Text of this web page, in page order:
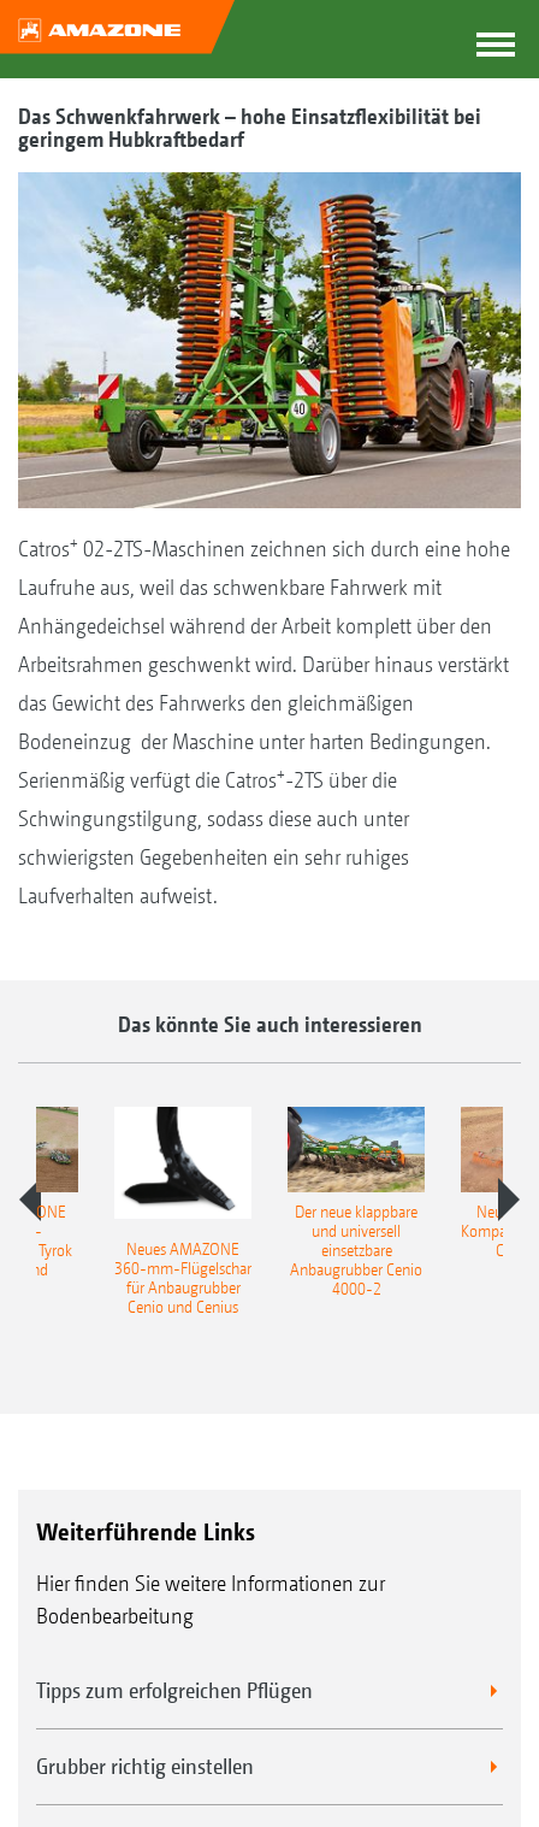
Das Schwenkfahrwerk – hohe Einsatzflexibilität bei
geringem Hubkraftbedarf
Catros+ 02-2TS-Maschinen zeichnen sich durch eine hohe
Laufruhe aus, weil das schwenkbare Fahrwerk mit
Anhängedeichsel während der Arbeit komplett über den
Arbeitsrahmen geschwenkt wird. Darüber hinaus verstärkt
das Gewicht des Fahrwerks den gleichmäßigen
Bodeneinzug der Maschine unter harten Bedingungen.
Serienmäßig verfügt die Catros+-2TS über die
Schwingungstilgung, sodass diese auch unter
schwierigsten Gegebenheiten ein sehr ruhiges
Laufverhalten aufweist.
Das könnte Sie auch interessieren
Tyrok
Neues AMAZONE
360-mm-Flügelschar
für Anbaugrubber
Cenio und Cenius
Der neue klappbare
und universell
einsetzbare
Anbaugrubber Cenio
4000-2
Neue
Weiterführende Links
Hier finden Sie weitere Informationen zur
Bodenbearbeitung
Tipps zum erfolgreichen Pflügen
Grubber richtig einstellen